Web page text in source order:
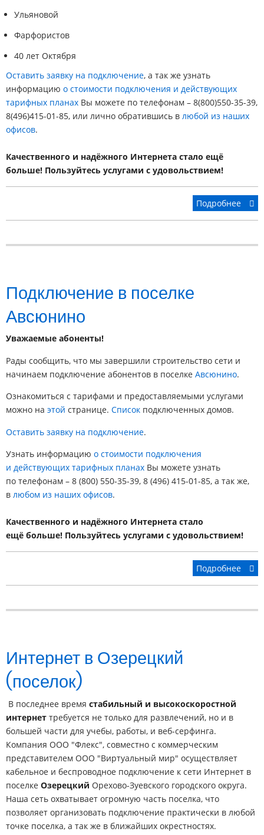
Ульяновой
Фарфористов
40 лет Октября
Оставить заявку на подключение, а так же узнать
информацию о стоимости подключения и действующих
тарифных планах Вы можете по телефонам – 8(800)550-35-39,
8(496)415-01-85, или лично обратившись в любой из наших
офисов.
Качественного и надёжного Интернета стало ещё
больше! Пользуйтесь услугами с удовольствием!
Подробнее
Подключение в поселке
Авсюнино
Уважаемые абоненты!
Рады сообщить, что мы завершили строительство сети и
начинаем подключение абонентов в поселке Авсюнино.
Ознакомиться с тарифами и предоставляемыми услугами
можно на этой странице. Список подключенных домов.
Оставить заявку на подключение.
Узнать информацию о стоимости подключения
и действующих тарифных планах Вы можете узнать
по телефонам – 8 (800) 550-35-39, 8 (496) 415-01-85, а так же,
в любом из наших офисов.
Качественного и надёжного Интернета стало
ещё больше! Пользуйтесь услугами с удовольствием!
Подробнее
Интернет в Озерецкий
(поселок)
В последнее время стабильный и высокоскоростной
интернет требуется не только для развлечений, но и в
большей части для учебы, работы, и веб-серфинга.
Компания ООО "Флекс", совместно с коммерческим
представителем ООО "Виртуальный мир" осуществляет
кабельное и беспроводное подключение к сети Интернет в
поселке Озерецкий Орехово-Зуевского городского округа.
Наша сеть охватывает огромную часть поселка, что
позволяет организовать подключение практически в любой
точке поселка, а так же в ближайших окрестностях.